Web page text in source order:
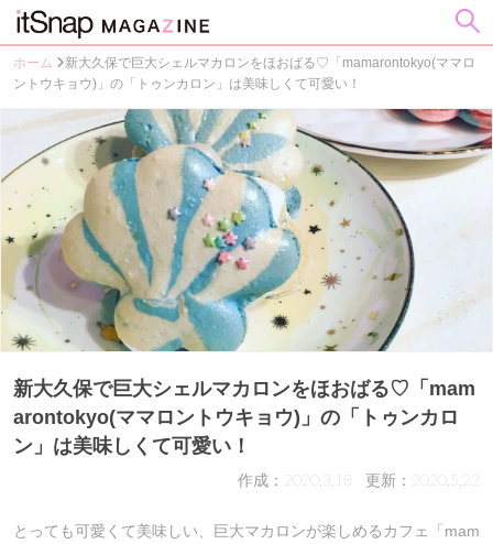
ホーム
新大久保で巨大シェルマカロンをほおばる♡「mamarontokyo(ママロ
ントウキョウ)」の「トゥンカロン」は美味しくて可愛い！
新大久保で巨大シェルマカロンをほおばる♡「mam
arontokyo(ママロントウキョウ)」の「トゥンカロ
ン」は美味しくて可愛い！
作成：2020.3.18 更新：2020.5.22
とっても可愛くて美味しい、巨大マカロンが楽しめるカフェ「mam